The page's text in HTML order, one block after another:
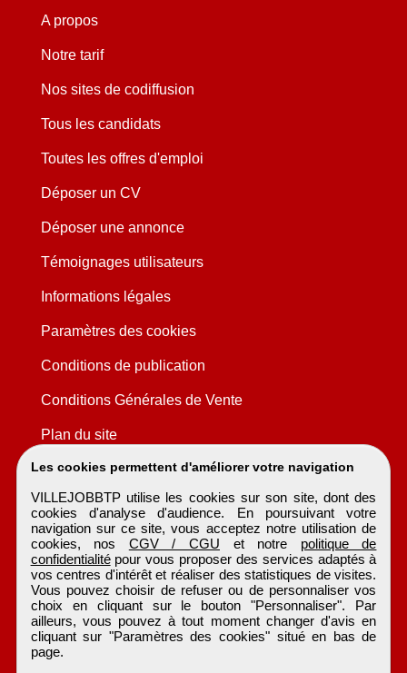
Les cookies permettent d'améliorer votre navigation
VILLEJOBBTP utilise les cookies sur son site, dont des
cookies d'analyse d'audience. En poursuivant votre
navigation sur ce site, vous acceptez notre utilisation de
cookies, nos CGV / CGU et notre politique de
confidentialitépour vous proposer des services adaptés à
vos centres d'intérêt et réaliser des statistiques de visites.
Vous pouvez choisir de refuser ou de personnaliser vos
choix en cliquant sur le bouton "Personnaliser". Par
ailleurs, vous pouvez à tout moment changer d'avis en
cliquant sur "Paramètres des cookies" situé en bas de
page.
A propos
Notre tarif
Nos sites de codiffusion
Tous les candidats
Toutes les offres d'emploi
Déposer un CV
Déposer une annonce
Témoignages utilisateurs
Informations légales
Paramètres des cookies
Conditions de publication
Conditions Générales de Vente
Plan du site